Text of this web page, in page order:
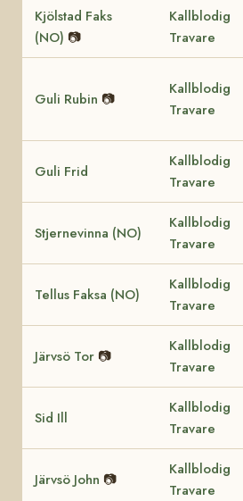
Kjölstad Faks
(NO) 📷
Kallblodig
Travare
Guli Rubin 📷
Kallblodig
Travare
Guli Frid
Kallblodig
Travare
Stjernevinna (NO)
Kallblodig
Travare
Tellus Faksa (NO)
Kallblodig
Travare
Järvsö Tor 📷
Kallblodig
Travare
Sid Ill
Kallblodig
Travare
Järvsö John 📷
Kallblodig
Travare